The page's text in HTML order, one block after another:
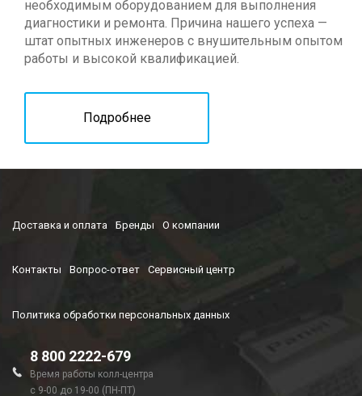
необходимым оборудованием для выполнения
диагностики и ремонта. Причина нашего успеха —
штат опытных инженеров с внушительным опытом
работы и высокой квалификацией.
Подробнее
Доставка и оплата Бренды О компании
Контакты Вопрос-ответ Сервисный центр
Политика обработки персональных данных
8 800 2222-679
Время работы колл-центра
с 9-00 до 19-00 (ПН-ПТ)